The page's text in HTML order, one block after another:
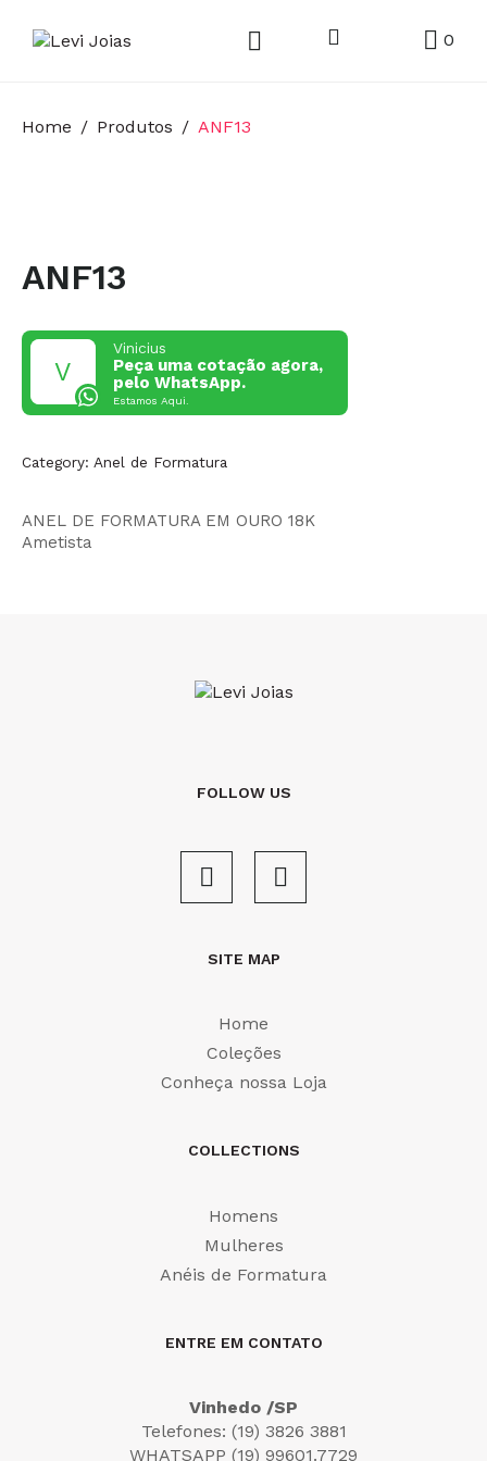
0
Home Produtos ANF13
ANF13
Vinicius
Peça uma cotação agora,
pelo WhatsApp.
Estamos Aqui.
Category: Anel de Formatura
ANEL DE FORMATURA EM OURO 18K
Ametista
FOLLOW US
SITE MAP
Home
Coleções
Conheça nossa Loja
COLLECTIONS
Homens
Mulheres
Anéis de Formatura
ENTRE EM CONTATO
Vinhedo /SP
Telefones: (19) 3826 3881
WHATSAPP (19) 99601.7729